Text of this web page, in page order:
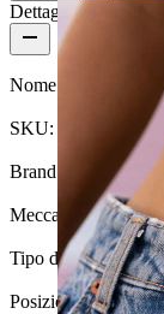
Dettagli del prodotto
Nome: Cerchio con
SKU:
Brand: Bodymod
Meccanismo di
Tipo di gioiello:
Posizione:Tragus,